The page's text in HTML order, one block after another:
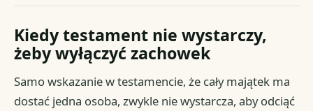
Kiedy testament nie wystarczy,
żeby wyłączyć zachowek
Samo wskazanie w testamencie, że cały majątek ma
dostać jedna osoba, zwykle nie wystarcza, aby odciąć